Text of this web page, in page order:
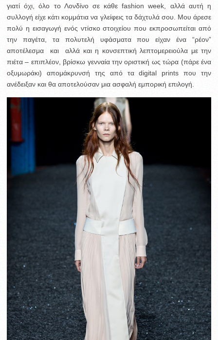
γιατί όχι, όλο το Λονδίνο σε κάθε fashion week, αλλά αυτή η
συλλογή είχε κάτι κομμάτια να γλείφεις τα δάχτυλά σου. Μου άρεσε
πολύ η εισαγωγή ενός ντίσκο στοιχείου που εκπροσωπείται από
την παγέτα, τα πολυτελή υφάσματα που είχαν ένα “ρέον”
αποτέλεσμα και αλλά και η κονσεπτική λεπτομερειούλα με την
πιέτα – επιπλέον, βρίσκω γενναία την οριστική ως τώρα (πάρε ένα
οξυμωράκι) απομάκρυνσή της από τα digital prints που την
ανέδειξαν και θα αποτελούσαν μια ασφαλή εμπορική επιλογή.